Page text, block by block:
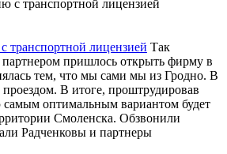
транспортной лицензией Так
партнером пришлось открыть фирму в
тем, что мы сами мы из Гродно. В
В итоге, проштрудировав
самым оптимальным вариантом будет
Смоленска. Обзвонили
Радченковы и партнеры